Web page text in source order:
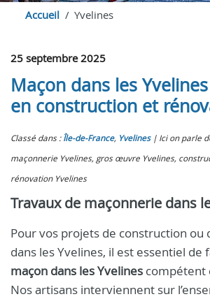
Accueil Yvelines
25 septembre 2025
Maçon dans les
en construction et
Classé dans : Île-de-France, Yvelines
Ici on parle
maçonnerie Yvelines, gros œuvre Yvelines,
rénovation Yvelines
Travaux de maçonnerie dans
Pour vos projets de construction ou
dans les Yvelines, il est essentiel de
maçon dans les Yvelines compétent
Nos artisans interviennent sur